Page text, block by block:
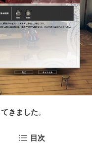
きました。
目次